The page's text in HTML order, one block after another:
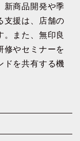
新商品開発や季
支援は、店舗の
。また、無印良
修やセミナーを
ドを共有する機